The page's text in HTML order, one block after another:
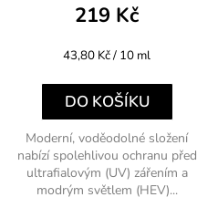
219 Kč
Měrná
43,80 Kč / 10 ml
DO KOŠÍKU
Moderní, voděodolné složení
nabízí spolehlivou ochranu před
ultrafialovým (UV) zářením a
modrým světlem (HEV)...